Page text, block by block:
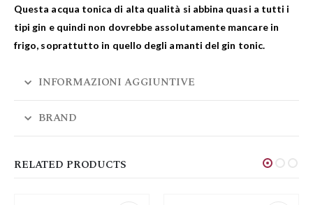
Questa acqua tonica di alta qualità si abbina quasi a tutti i
tipi gin e quindi non dovrebbe assolutamente mancare in
frigo, soprattutto in quello degli amanti del gin tonic.
INFORMAZIONI AGGIUNTIVE
BRAND
RELATED PRODUCTS